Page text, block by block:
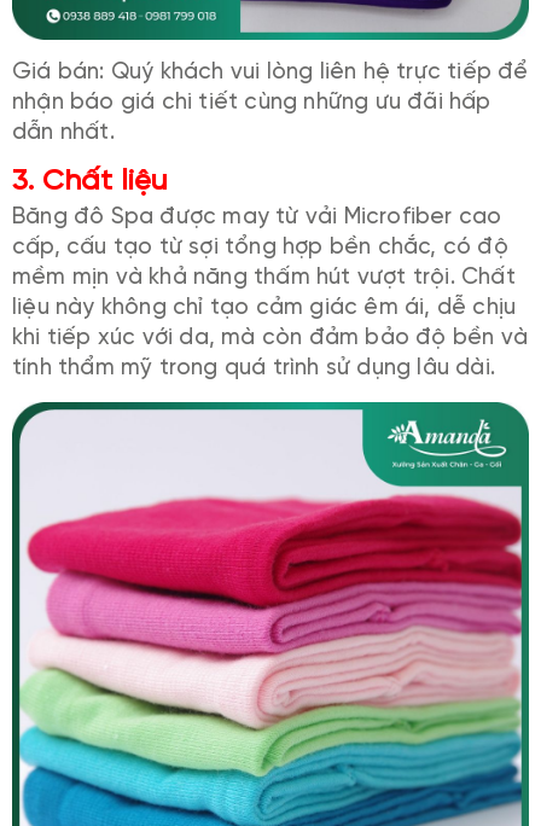
Giá bán: Quý khách vui lòng liên hệ trực tiếp để
nhận báo giá chi tiết cùng những ưu đãi hấp
dẫn nhất.
3. Chất liệu
Băng đô Spa được may từ vải Microfiber cao
cấp, cấu tạo từ sợi tổng hợp bền chắc, có độ
mềm mịn và khả năng thấm hút vượt trội. Chất
liệu này không chỉ tạo cảm giác êm ái, dễ chịu
khi tiếp xúc với da, mà còn đảm bảo độ bền và
tính thẩm mỹ trong quá trình sử dụng lâu dài.